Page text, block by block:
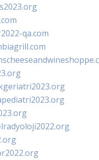
qa.com